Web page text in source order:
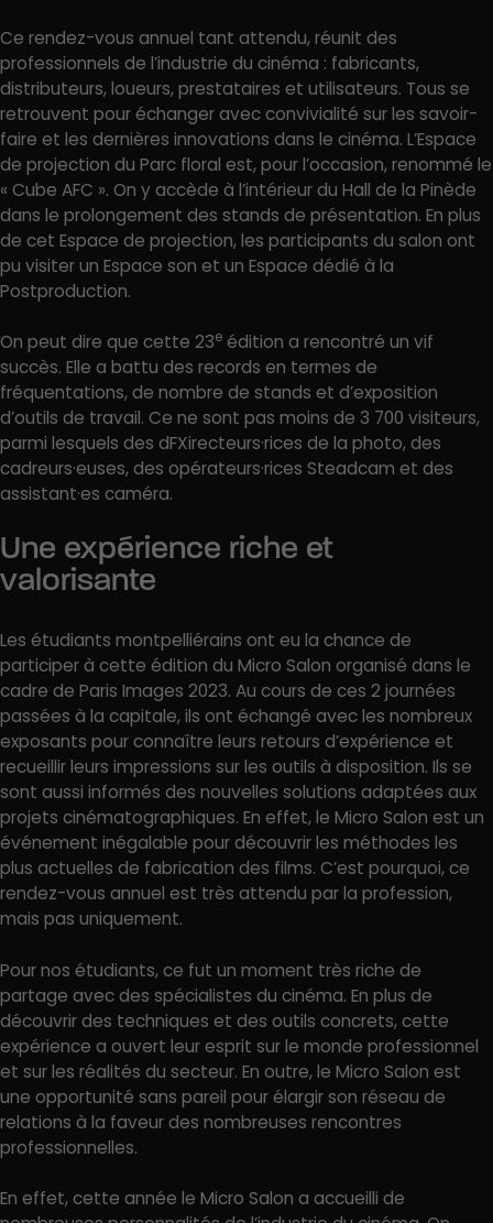
Ce rendez-vous annuel tant attendu, réunit des
professionnels de l’industrie du cinéma : fabricants,
distributeurs, loueurs, prestataires et utilisateurs. Tous se
retrouvent pour échanger avec convivialité sur les savoir-
faire et les dernières innovations dans le cinéma. L’Espace
de projection du Parc floral est, pour l’occasion, renommé le
« Cube AFC ». On y accède à l’intérieur du Hall de la Pinède
dans le prolongement des stands de présentation. En plus
de cet Espace de projection, les participants du salon ont
pu visiter un Espace son et un Espace dédié à la
Postproduction.
On peut dire que cette 23e édition a rencontré un vif
succès. Elle a battu des records en termes de
fréquentations, de nombre de stands et d’exposition
d’outils de travail. Ce ne sont pas moins de 3 700 visiteurs,
parmi lesquels des dFXirecteurs·rices de la photo, des
cadreurs·euses, des opérateurs·rices Steadcam et des
assistant·es caméra.
Une expérience riche et
valorisante
Les étudiants montpelliérains ont eu la chance de
participer à cette édition du Micro Salon organisé dans le
cadre de Paris Images 2023. Au cours de ces 2 journées
passées à la capitale, ils ont échangé avec les nombreux
exposants pour connaître leurs retours d’expérience et
recueillir leurs impressions sur les outils à disposition. Ils se
sont aussi informés des nouvelles solutions adaptées aux
projets cinématographiques. En effet, le Micro Salon est un
événement inégalable pour découvrir les méthodes les
plus actuelles de fabrication des films. C’est pourquoi, ce
rendez-vous annuel est très attendu par la profession,
mais pas uniquement.
Pour nos étudiants, ce fut un moment très riche de
partage avec des spécialistes du cinéma. En plus de
découvrir des techniques et des outils concrets, cette
expérience a ouvert leur esprit sur le monde professionnel
et sur les réalités du secteur. En outre, le Micro Salon est
une opportunité sans pareil pour élargir son réseau de
relations à la faveur des nombreuses rencontres
professionnelles.
En effet, cette année le Micro Salon a accueilli de